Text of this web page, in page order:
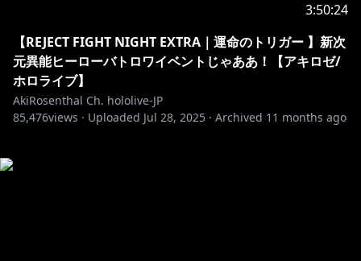
3:50:24
【REJECT FIGHT NIGHT EXTRA｜運命のトリガー 】新次
元異能ヒーローバトロワイベントじゃああ！【アキロゼ/
ホロライブ】
AkiRosenthal Ch. hololive-JP
85,476views · Uploaded Jul 28, 2025 · Archived 11 months ago